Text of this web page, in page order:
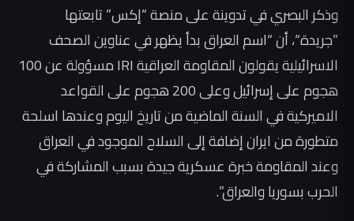
وذكر البصري في تدوينة على منصة “إكس” تابعتها
”جريدة“، أن “اسم العراق بدأ يظهر في عناوين الصحف
الاسرائيلية يقولون المقاومة العراقية IRI مسؤولة عن 100
هجوم على إسرائيل وعلى 200 هجوم على القواعد
الاميركية في السنة الماضية من تاريخ اليوم وعندها اسلحة
متطورة من ايران إضافة إلى السلاح الموجود في العراق
وعند المقاومة خبرة عسكرية جيدة بسبب المشاركة في
الحرب بسوريا والعراق”.